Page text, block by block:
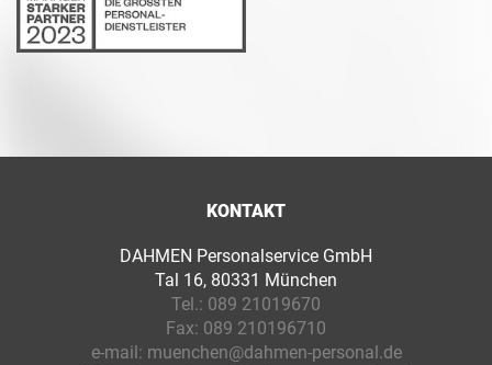
KONTAKT
DAHMEN Personalservice GmbH
Tal 16, 80331 München
Tel.: 089 21019670
Fax: 089 210196710
e-mail: muenchen@dahmen-personal.de